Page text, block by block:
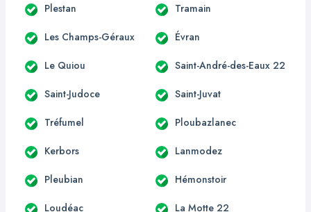
Plestan Tramain
Les Champs-Géraux Évran
Le Quiou Saint-André-des-Eaux 22
Saint-Judoce Saint-Juvat
Tréfumel Ploubazlanec
Kerbors Lanmodez
Pleubian Hémonstoir
Loudéac La Motte 22